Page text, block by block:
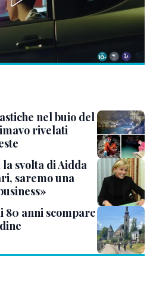
nel buio del
rivelati
svolta di Aidda
saremo una
80 anni scompare